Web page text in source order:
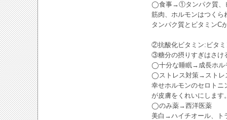
◯食事→①タンパク質、
筋肉、ホルモンはつくら
タンパク質とビタミンC
②抗酸化ビタミン:ビタ
③糖分の摂りすぎはさけ
◯十分な睡眠→成長ホル
◯ストレス対策→ストレ
幸せホルモンのセロトニ
が皮膚をくれいにします
◯のみ薬→西洋医薬
美白→ハイチオール、ト